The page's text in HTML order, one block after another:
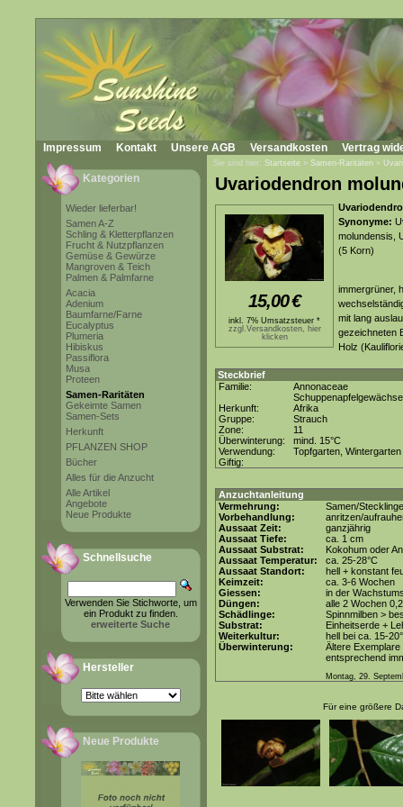
Impressum Kontakt Unsere AGB Versandkosten Vertrag
Kategorien
Wieder lieferbar!
Samen A-Z
Schling & Kletterpflanzen
Frucht & Nutzpflanzen
Gemüse & Gewürze
Mangroven & Teich
Palmen & Palmfarne
Acacia
Adenium
Baumfarne/Farne
Eucalyptus
Plumeria
Hibiskus
Passiflora
Musa
Proteen
Samen-Raritäten
Gekeimte Samen
Samen-Sets
Herkunft
PFLANZEN SHOP
Bücher
Alles für die Anzucht
Alle Artikel
Angebote
Neue Produkte
Schnellsuche
Verwenden Sie Stichworte, um
ein Produkt zu finden.
erweiterte Suche
Hersteller
Neue Produkte
Sie sind hier: Startseite » Samen-Raritäten »
Uvariodendron
15,00€
inkl. 7% Umsatzsteuer *
zzgl.Versandkosten, hier
klicken
Synonyme:
molundensis,
(5 Korn)
immergrüner,
mit lang
gezeichneten
Holz
Steckbrief
Familie:
Annonaceae
Schuppenapfelgewächse
Herkunft:
Afrika
Gruppe:
Strauch
Zone:
11
Überwinterung:
mind. 15°C
Verwendung:
Topfgarten, Wintergarten
Giftig:
Anzuchtanleitung
Vermehrung:
Samen/Stecklinge
Vorbehandlung:
anritzen/
Aussaat Zeit:
ganzjährig
Aussaat Tiefe:
ca. 1 cm
Aussaat Substrat:
Kokohum oder
Aussaat Temperatur:
ca. 25-28°C
Aussaat Standort:
hell + konstant
Keimzeit:
ca. 3-6 Wochen
Giessen:
in der
Düngen:
alle 2 Wochen
Schädlinge:
Spinnmilben >
Substrat:
Einheitserde +
Weiterkultur:
hell bei ca. 15-
Überwinterung:
Ältere
entsprechend
Montag, 29.
Für eine größere